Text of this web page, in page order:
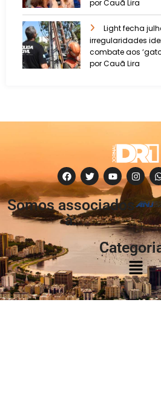
por Cauã Lira
Light fecha
irregularidades
combate aos
por Cauã Lira
Somos associados
à: